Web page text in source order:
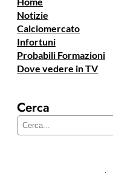
Notizie
Calciomercato
Infortuni
Probabili Formazioni
Dove vedere in TV
Cerca